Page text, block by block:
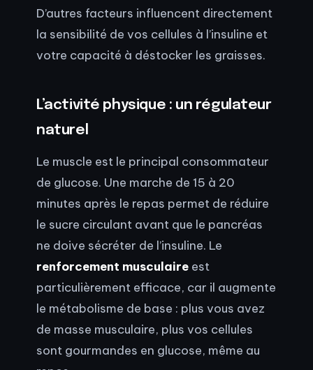
D’autres facteurs influencent directement
la sensibilité de vos cellules à l’insuline et
votre capacité à déstocker les graisses.
L’activité physique : un régulateur
naturel
Le muscle est le principal consommateur
de glucose. Une marche de 15 à 20
minutes après le repas permet de réduire
le sucre circulant avant que le pancréas
ne doive sécréter de l’insuline. Le
renforcement musculaire est
particulièrement efficace, car il augmente
le métabolisme de base : plus vous avez
de masse musculaire, plus vos cellules
sont gourmandes en glucose, même au